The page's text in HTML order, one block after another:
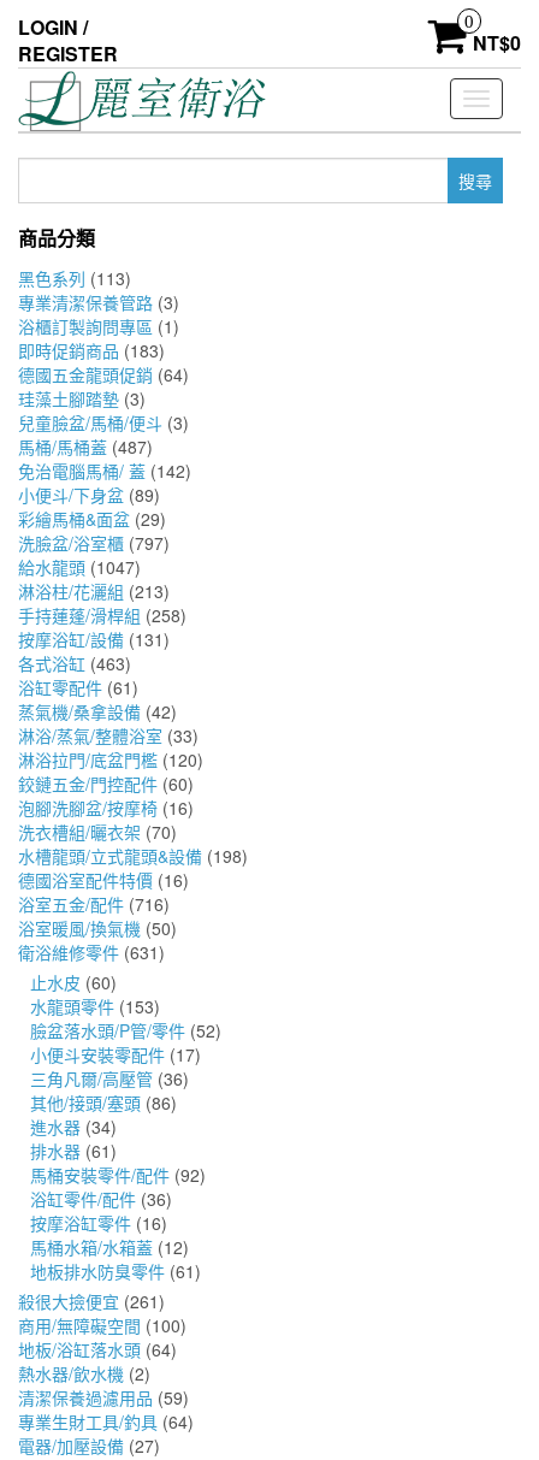
the
content
LOGIN /
REGISTER
0
NT$0
Toggle
鍵
商品分類
黑色系列 (113)
專業清潔保養管路 (3)
浴櫃訂製詢問專區 (1)
即時促銷商品 (183)
德國五金龍頭促銷 (64)
珪藻土腳踏墊 (3)
兒童臉盆/馬桶/便斗 (3)
馬桶/馬桶蓋 (487)
免治電腦馬桶/ 蓋 (142)
小便斗/下身盆 (89)
彩繪馬桶&面盆 (29)
洗臉盆/浴室櫃 (797)
給水龍頭 (1047)
淋浴柱/花灑組 (213)
手持蓮蓬/滑桿組 (258)
按摩浴缸/設備 (131)
各式浴缸 (463)
浴缸零配件 (61)
蒸氣機/桑拿設備 (42)
淋浴/蒸氣/整體浴室 (33)
淋浴拉門/底盆門檻 (120)
鉸鏈五金/門控配件 (60)
泡腳洗腳盆/按摩椅 (16)
洗衣槽組/曬衣架 (70)
水槽龍頭/立式龍頭&設備 (198)
德國浴室配件特價 (16)
浴室五金/配件 (716)
浴室暖風/換氣機 (50)
衛浴維修零件 (631)
止水皮 (60)
水龍頭零件 (153)
臉盆落水頭/P管/零件 (52)
小便斗安裝零配件 (17)
三角凡爾/高壓管 (36)
其他/接頭/塞頭 (86)
進水器 (34)
排水器 (61)
馬桶安裝零件/配件 (92)
浴缸零件/配件 (36)
按摩浴缸零件 (16)
馬桶水箱/水箱蓋 (12)
地板排水防臭零件 (61)
殺很大撿便宜 (261)
商用/無障礙空間 (100)
地板/浴缸落水頭 (64)
熱水器/飲水機 (2)
清潔保養過濾用品 (59)
專業生財工具/釣具 (64)
電器/加壓設備 (27)